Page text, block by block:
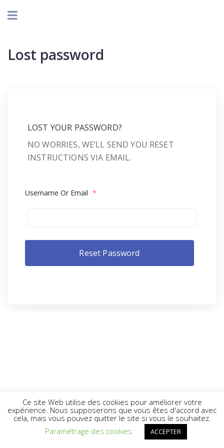
Lost password
LOST YOUR PASSWORD?
NO WORRIES, WE’LL SEND YOU RESET
INSTRUCTIONS VIA EMAIL.
Username Or Email *
Ce site Web utilise des cookies pour améliorer votre
expérience. Nous supposerons que vous êtes d'accord avec
cela, mais vous pouvez quitter le site si vous le souhaitez.
Paramétrage des cookies
ACCEPTER